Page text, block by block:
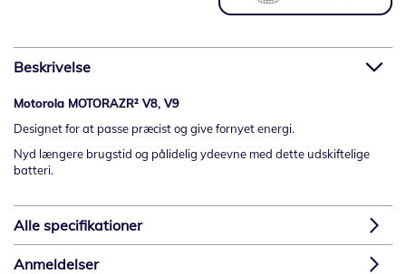
Beskrivelse
Motorola MOTORAZR² V8, V9
Designet for at passe præcist og give fornyet energi.
Nyd længere brugstid og pålidelig ydeevne med dette udskiftelige
batteri.
Alle specifikationer
Anmeldelser